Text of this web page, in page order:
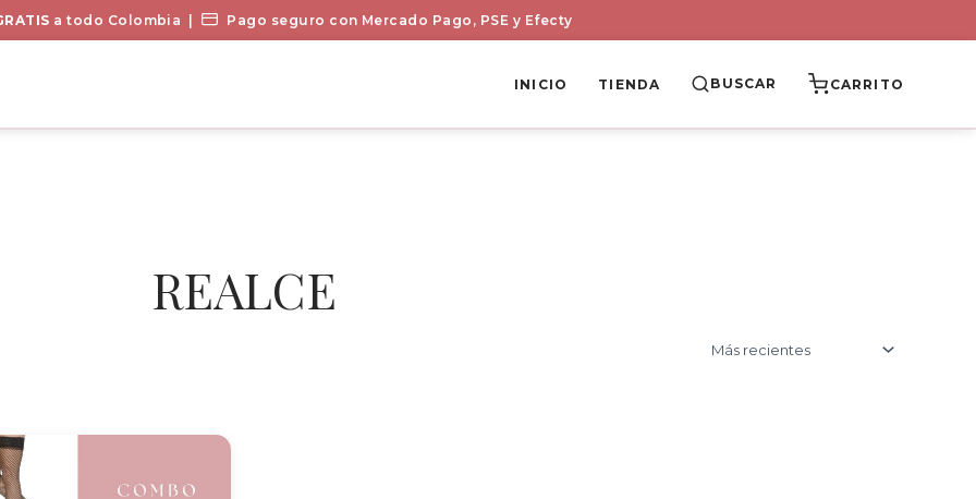
a todo Colombia | Pago seguro con Mercado Pago, PSE y Efecty
INICIO TIENDA BUSCAR CARRITO
REALCE